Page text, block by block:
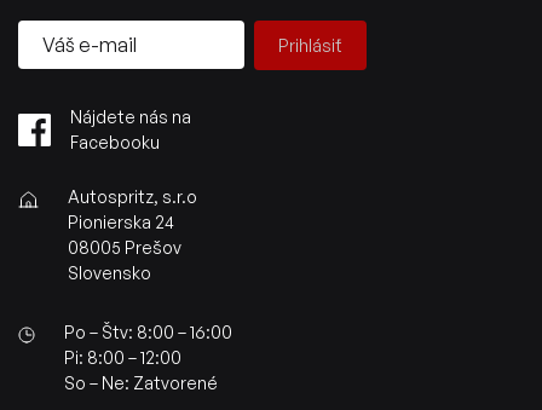
Prihlásiť
Nájdete nás na
Facebooku
Autospritz, s.r.o
Pionierska 24
08005 Prešov
Slovensko
Po – Štv: 8:00 – 16:00
Pi: 8:00 – 12:00
So – Ne: Zatvorené